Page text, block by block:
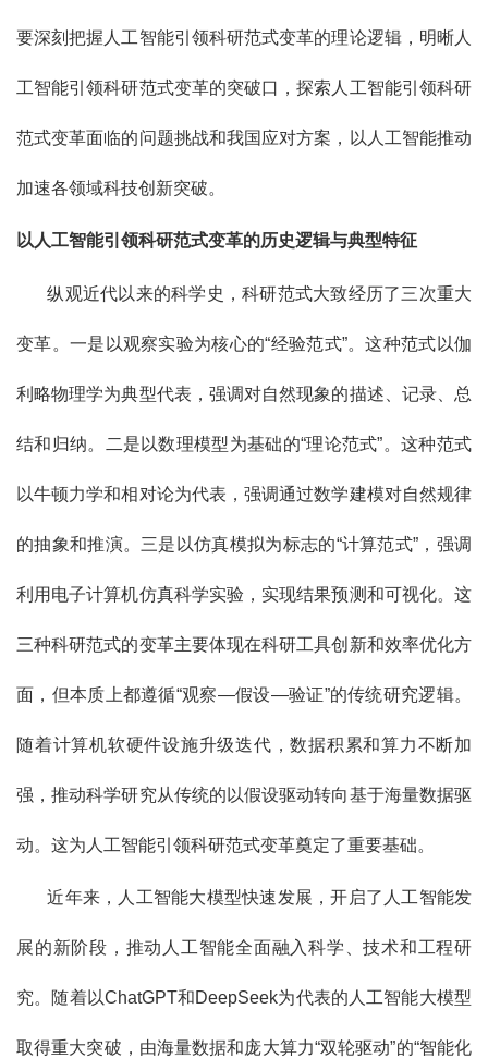
要深刻把握人工智能引领科研范式变革的理论逻辑，明晰人
工智能引领科研范式变革的突破口，探索人工智能引领科研
范式变革面临的问题挑战和我国应对方案，以人工智能推动
加速各领域科技创新突破。
以人工智能引领科研范式变革的历史逻辑与典型特征
纵观近代以来的科学史，科研范式大致经历了三次重大
变革。一是以观察实验为核心的“经验范式”。这种范式以伽
利略物理学为典型代表，强调对自然现象的描述、记录、总
结和归纳。二是以数理模型为基础的“理论范式”。这种范式
以牛顿力学和相对论为代表，强调通过数学建模对自然规律
的抽象和推演。三是以仿真模拟为标志的“计算范式”，强调
利用电子计算机仿真科学实验，实现结果预测和可视化。这
三种科研范式的变革主要体现在科研工具创新和效率优化方
面，但本质上都遵循“观察—假设—验证”的传统研究逻辑。
随着计算机软硬件设施升级迭代，数据积累和算力不断加
强，推动科学研究从传统的以假设驱动转向基于海量数据驱
动。这为人工智能引领科研范式变革奠定了重要基础。
近年来，人工智能大模型快速发展，开启了人工智能发
展的新阶段，推动人工智能全面融入科学、技术和工程研
究。随着以ChatGPT和DeepSeek为代表的人工智能大模型
取得重大突破，由海量数据和庞大算力“双轮驱动”的“智能化